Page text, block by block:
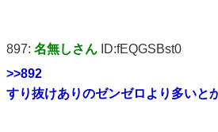
897: 名無しさん ID:fEQGSBst0
>>892
すり抜けありのゼンゼロより多い